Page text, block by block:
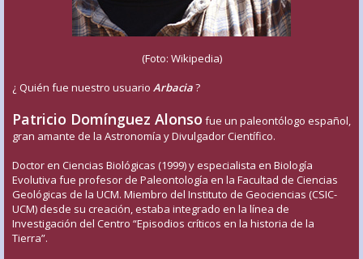
(Foto: Wikipedia)
¿ Quién fue nuestro usuario Arbacia?
Patricio Domínguez Alonso fue un paleontólogo español,
gran amante de la Astronomía y Divulgador Científico.
Doctor en Ciencias Biológicas (1999) y especialista en Biología
Evolutiva fue profesor de Paleontología en la Facultad de Ciencias
Geológicas de la UCM. Miembro del Instituto de Geociencias (CSIC-
UCM) desde su creación, estaba integrado en la línea de
Investigación del Centro “Episodios críticos en la historia de la
Tierra”.